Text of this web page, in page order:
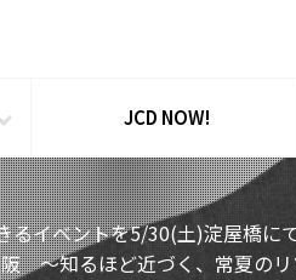
JCD NOW!
イベントを5/30(土)淀屋橋
～知るほど近づく、常夏のリ